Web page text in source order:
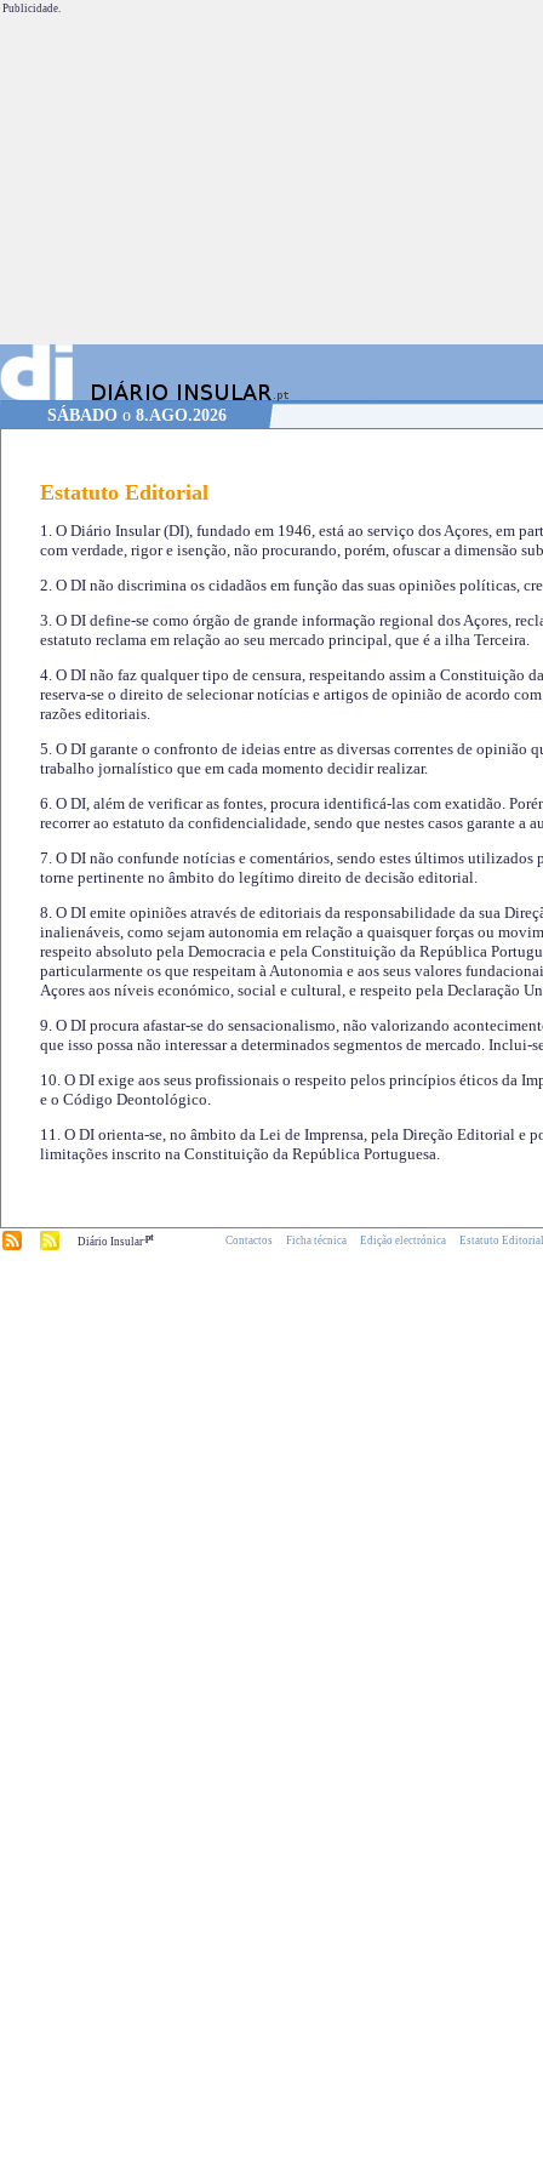
Publicidade.
SÁBADOo 8.AGO.2026
Estatuto Editorial
1. O Diário Insular (DI), fundado em 1946, está ao serviço dos Açores, em
com verdade, rigor e isenção, não procurando, porém, ofuscar a dimensão
2. O DI não discrimina os cidadãos em função das suas opiniões políticas,
3. O DI define-se como órgão de grande informação regional dos Açores,
estatuto reclama em relação ao seu mercado principal, que é a ilha Terceira.
4. O DI não faz qualquer tipo de censura, respeitando assim a Constituição
reserva-se o direito de selecionar notícias e artigos de opinião de acordo
razões editoriais.
5. O DI garante o confronto de ideias entre as diversas correntes de opinião
trabalho jornalístico que em cada momento decidir realizar.
6. O DI, além de verificar as fontes, procura identificá-las com exatidão.
recorrer ao estatuto da confidencialidade, sendo que nestes casos garante a
7. O DI não confunde notícias e comentários, sendo estes últimos utilizados
torne pertinente no âmbito do legítimo direito de decisão editorial.
8. O DI emite opiniões através de editoriais da responsabilidade da sua
inalienáveis, como sejam autonomia em relação a quaisquer forças ou
respeito absoluto pela Democracia e pela Constituição da República
particularmente os que respeitam à Autonomia e aos seus valores
Açores aos níveis económico, social e cultural, e respeito pela Declaração
9. O DI procura afastar-se do sensacionalismo, não valorizando
que isso possa não interessar a determinados segmentos de mercado.
10. O DI exige aos seus profissionais o respeito pelos princípios éticos da
e o Código Deontológico.
11. O DI orienta-se, no âmbito da Lei de Imprensa, pela Direção Editorial e
limitações inscrito na Constituição da República Portuguesa.
Diário Insular.pt Contactos Ficha técnica Edição electrónica Estatuto Editorial